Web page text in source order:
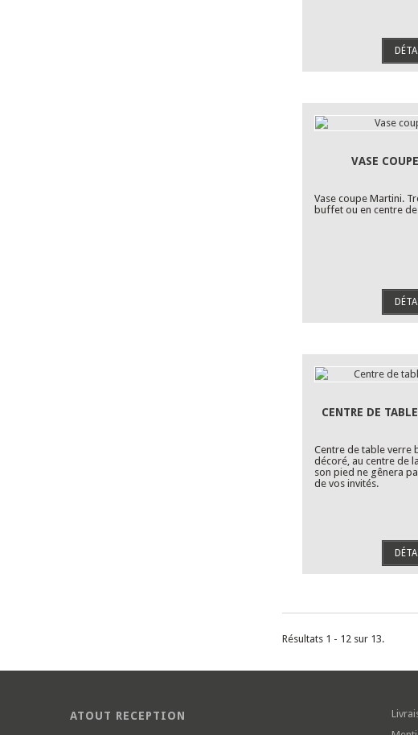
VASE
Vase coupe Martini.
buffet ou en centre
CENTRE DE
Centre de table verre
décoré, au centre de
son pied ne gênera
de vos invités.
Résultats 1 - 12 sur 13.
ATOUT RECEPTION